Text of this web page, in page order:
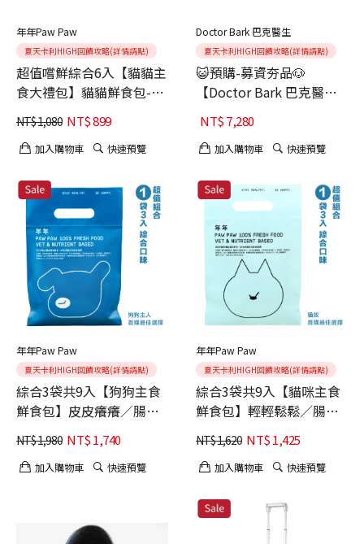
年年Paw Paw
夏天卡利HIGH回饋攻略(詳情請點)
超值嚐鮮綜合6入【貓貓主
食大禮包】貓貓鮮食包-輕
輕鬆鬆+免免強強
NT$1,080 NT$899
加入購物車 快速預覽
Doctor Bark 巴克醫生
夏天卡利HIGH回饋攻略(詳情請點)
😺預購-募資夯品🐶
【Doctor Bark 巴克醫
生】肉粽貓窩｜貓寵物床-
大地棕
NT$7,280
加入購物車 快速預覽
年年Paw Paw
夏天卡利HIGH回饋攻略(詳情請點)
綜合3袋共9入【狗狗主食
鮮食包】皮皮癢癢／腸腸
久久／免免強強
NT$1,980 NT$1,740
加入購物車 快速預覽
年年Paw Paw
夏天卡利HIGH回饋攻略(詳情請點)
綜合3袋共9入【貓咪主食
鮮食包】輕輕鬆鬆／腸腸
久久／免免強強
NT$1,620 NT$1,425
加入購物車 快速預覽